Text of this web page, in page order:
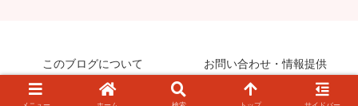
このブログについて お問い合わせ・情報提供
© 2008-2026 知らなきゃ絶対損するPCマル秘ワザ.